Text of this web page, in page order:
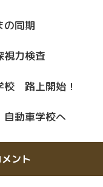
の同期
視力検査
校 路上開始！
動車学校へ
ント